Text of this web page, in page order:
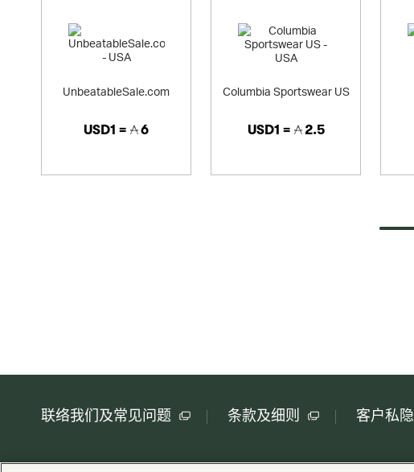
UnbeatableSale.com
USD1 = 6
Columbia Sportswear US
USD1 = 2.5
联络我们及常见问题 条款及细则 客户私